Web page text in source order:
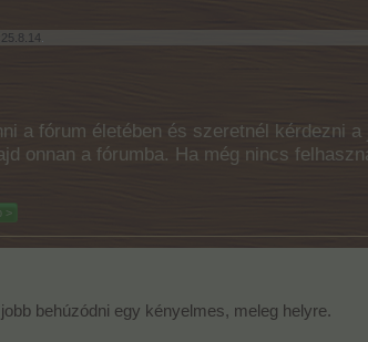
25.8.14
a fórum életében és szeretnél kérdezni
onnan a fórumba. Ha még nincs
>
behúzódni egy kényelmes, meleg helyre.